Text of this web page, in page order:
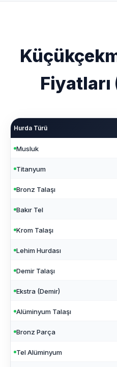
Hurda Türü
Musluk
Titanyum
Bronz Talaşı
Bakır Tel
Krom Talaşı
Lehim Hurdası
Demir Talaşı
Ekstra (Demir)
Alüminyum Talaşı
Bronz Parça
Tel Alüminyum